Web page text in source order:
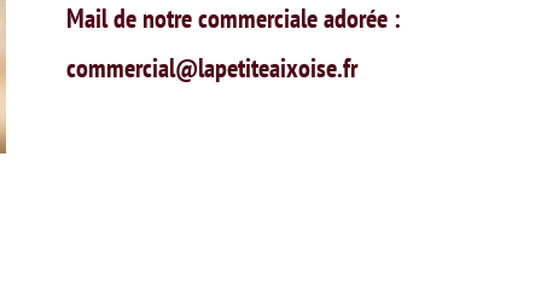
Mail de notre commerciale adorée :
commercial@lapetiteaixoise.fr